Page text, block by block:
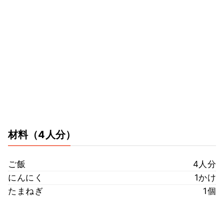
材料（4人分）
ご飯
4人分
にんにく
1かけ
たまねぎ
1個